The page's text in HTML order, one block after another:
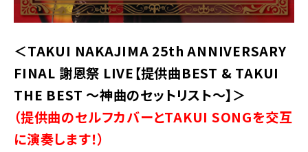
＜TAKUI NAKAJIMA 25th ANNIVERSARY
FINAL 謝恩祭 LIVE【提供曲BEST & TAKUI
THE BEST 〜神曲のセットリスト〜】＞
（提供曲のセルフカバーとTAKUI SONGを交互
に演奏します！）